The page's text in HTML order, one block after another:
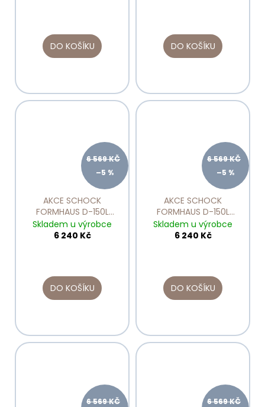
DO KOŠÍKU DO KOŠÍKU
6 569 KČ
–5 %
AKCE SCHOCK
FORMHAUS D-150L
Asphalt
Skladem u výrobce
6 240 Kč
DO KOŠÍKU
6 569 KČ
–5 %
AKCE SCHOCK
FORMHAUS D-150L
Croma
Skladem u výrobce
6 240 Kč
DO KOŠÍKU
6 569 KČ
6 569 KČ